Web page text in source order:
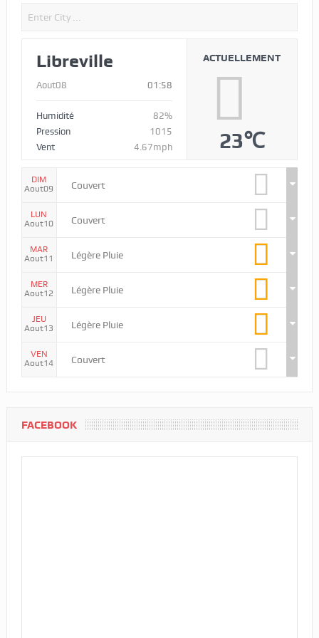
Libreville
Aout08 01:58
Humidité
82%
Pression
1015
Vent
4.67mph
ACTUELLEMENT
23℃
DIM
Aout09
Couvert
LUN
Aout10
Couvert
MAR
Aout11
Légère Pluie
MER
Aout12
Légère Pluie
JEU
Aout13
Légère Pluie
VEN
Aout14
Couvert
FACEBOOK